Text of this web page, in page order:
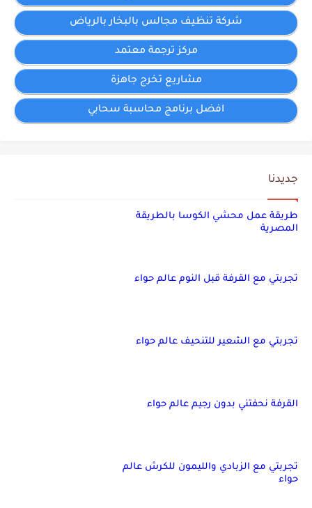
شركة تنظيف مجالس بالبخار بالرياض
مركز ترجمة معتمد
مشاريع تخرج جاهزة
افضل برنامج محاسبة سحابي
جديدنا
طريقة عمل محشي الكوسا بالطريقة
المصرية
تجربتي مع القرفة قبل النوم عالم حواء
تجربتي مع الشعير للتنحيف عالم حواء
القرفة نحفتني بدون رجيم عالم حواء
تجربتي مع الزبادي والليمون للكرش عالم
حواء